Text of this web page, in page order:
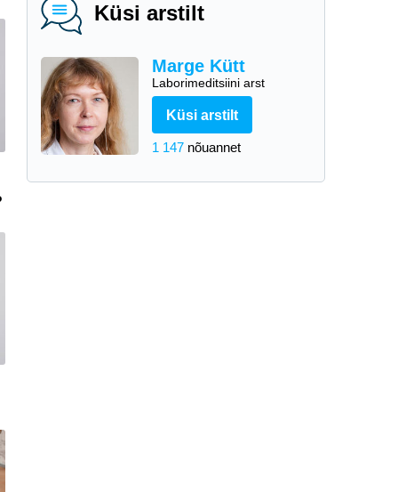
Küsi arstilt
Marge Kütt
Laborimeditsiini arst
Küsi arstilt
1 147 nõuannet